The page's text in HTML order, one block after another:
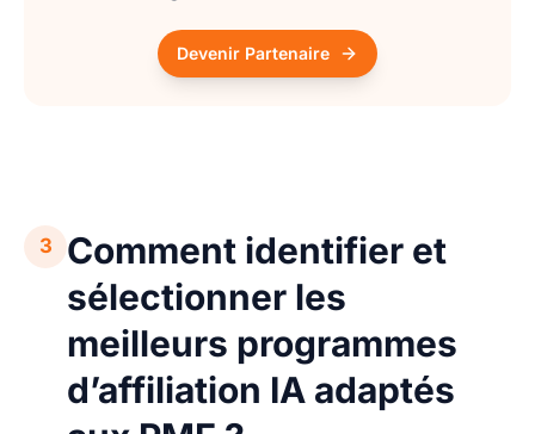
Devenir Partenaire
3
Comment identifier et
sélectionner les
meilleurs programmes
d’affiliation IA adaptés